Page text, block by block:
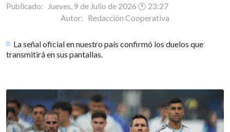
Publicado: Jueves, 9 de Julio de 2026 🕐 23:27
Autor: Redacción Cooperativa
La señal oficial en nuestro país confirmó los duelos que
transmitirá en sus pantallas.